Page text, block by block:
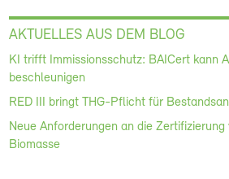
AKTUELLES AUS DEM BLOG
KI trifft Immissionsschutz: BAICert kann
beschleunigen
RED III bringt THG-Pflicht für
Neue Anforderungen an die
Biomasse